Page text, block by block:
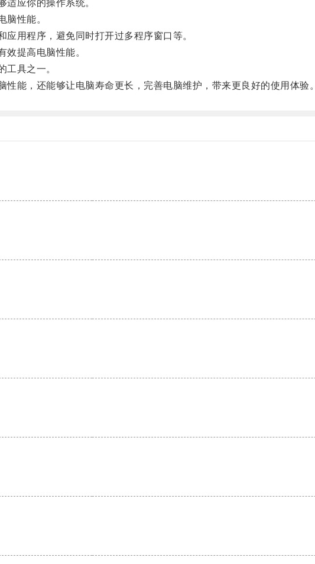
应你的操作系统。
性能。
用程序，避免同时打开过多程序窗口等。
提高电脑性能。
具之一。
，还能够让电脑寿命更长，完善电脑维护，带来更良好的使用体验。